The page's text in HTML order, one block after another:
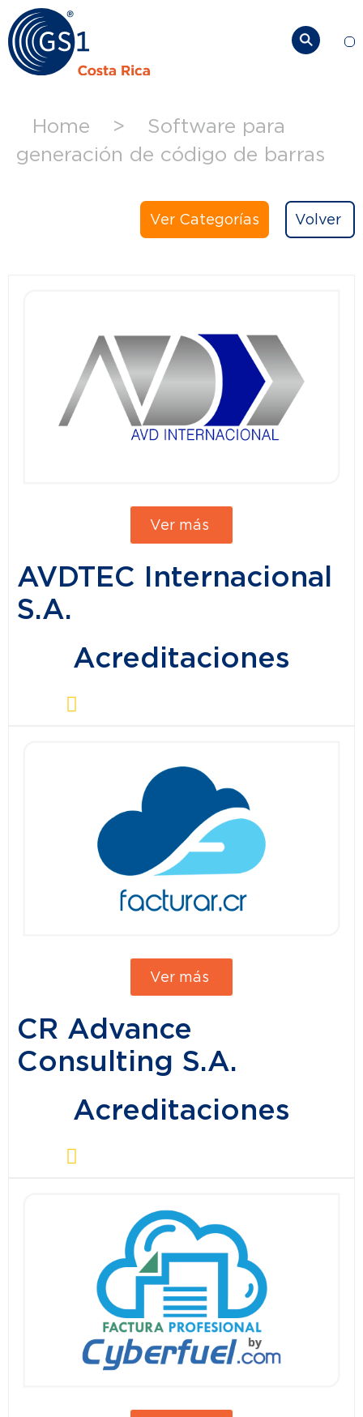
Home >
Software para
generación de código de barras
Ver Categorías Volver
Ver más
AVDTEC Internacional
S.A.
Acreditaciones
Ver más
CR Advance
Consulting S.A.
Acreditaciones